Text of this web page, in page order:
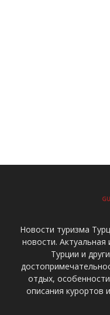
Новости туризма
новости.
Турции и
отдых,
описания курортов